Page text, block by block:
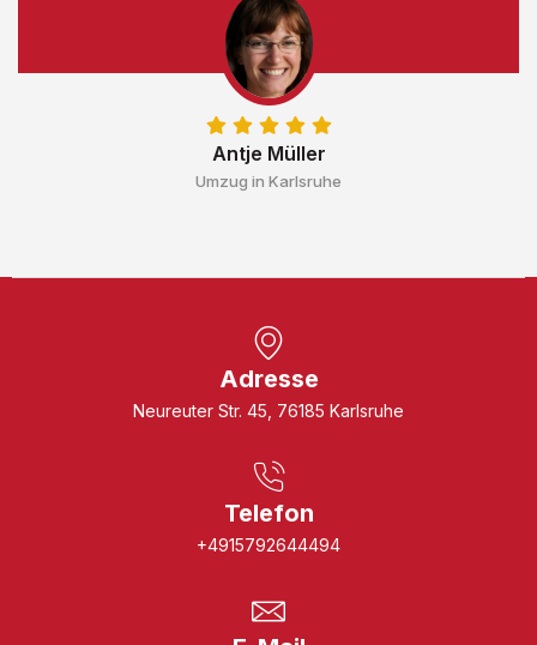
Antje Müller
Umzug in Karlsruhe
Adresse
Neureuter Str. 45, 76185 Karlsruhe
Telefon
+4915792644494